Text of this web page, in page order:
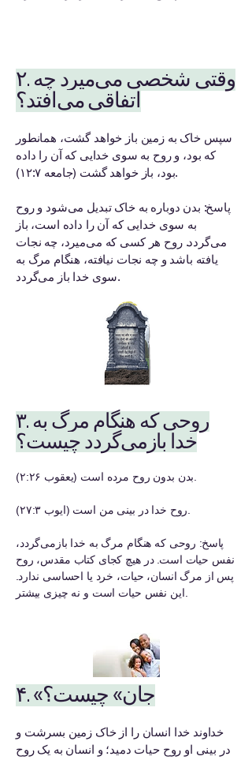
۲. وقتی شخصی می‌میرد چه
اتفاقی می‌افتد؟
سپس خاک به زمین باز خواهد گشت، همانطور
که بود، و روح به سوی خدایی که آن را داده
بود، باز خواهد گشت (جامعه ۱۲:۷).
پاسخ: بدن دوباره به خاک تبدیل می‌شود و روح
به سوی خدایی که آن را داده است، باز
می‌گردد. روح هر کسی که می‌میرد، چه نجات
یافته باشد و چه نجات نیافته، هنگام مرگ به
سوی خدا باز می‌گردد.
۳. روحی که هنگام مرگ به
خدا بازمی‌گردد چیست؟
پاسخ: روحی که هنگام مرگ به خدا بازمی‌گردد،
نفس حیات است. در هیچ کجای کتاب مقدس، روح
پس از مرگ انسان، حیات، خرد یا احساسی ندارد.
۴. «جان» چیست؟
خداوند خدا انسان را از خاک زمین بسرشت و
در بینی او روح حیات دمید؛ و انسان به یک روح